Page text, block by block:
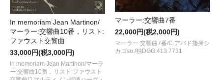
In memoriam Jean Martinon/
マーラー:交響曲10番，リスト:
ファウスト交響曲
33,000円(税3,000円)
In memoriam Jean Martinon/マーラ
ー:交響曲10番，リスト:ファウスト
マーラー:交響曲7番
22,000円(税2,000円)
マーラー:交響曲7番/C.アバド指揮シ
カゴso./独DGG:413 7731